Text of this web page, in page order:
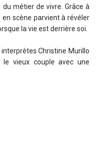
métier de vivre. Grâce à
scène parvient à révéler
la vie est derrière soi.
Christine Murillo
le vieux couple avec une